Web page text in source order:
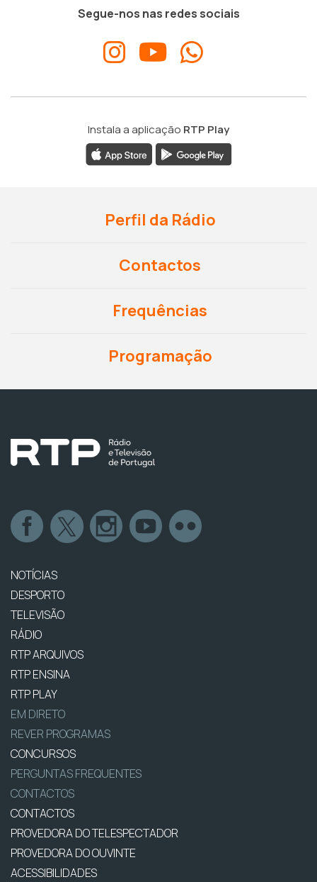
Segue-nos nas redes sociais
Instala a aplicação RTP Play
Perfil da Rádio
Contactos
Frequências
Programação
NOTÍCIAS
DESPORTO
TELEVISÃO
RÁDIO
RTP ARQUIVOS
RTP ENSINA
RTP PLAY
EM DIRETO
REVER PROGRAMAS
CONCURSOS
PERGUNTAS FREQUENTES
CONTACTOS
CONTACTOS
PROVEDORA DO TELESPECTADOR
PROVEDORA DO OUVINTE
ACESSIBILIDADES